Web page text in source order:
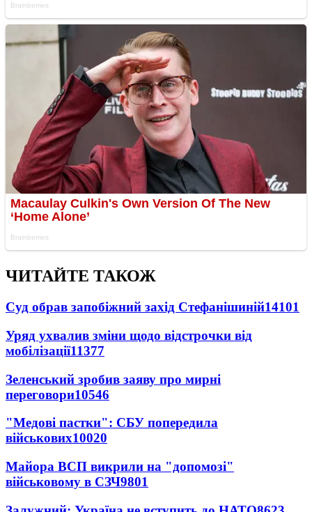
ЧИТАЙТЕ ТАКОЖ
Суд обрав запобіжний захід Стефанішиній14101
Уряд ухвалив зміни щодо відстрочки від
мобілізації11377
Зеленський зробив заяву про мирні
переговори10546
"Медові пастки": СБУ попередила
військових10020
Майора ВСП викрили на "допомозі"
військовому в СЗЧ9801